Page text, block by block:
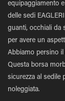
equipaggiamento
delle sedi
guanti, occhiali da
per avere un
Abbiamo persino
Questa borsa
sicurezza al sedile
noleggiata.